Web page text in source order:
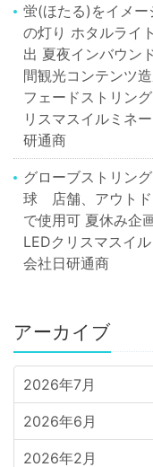
蛍(ほたる)をイメ
の灯り ホタルライ
出 夏夜インバウン
間観光コンテンツ
フェードストリン
リスマスイルミネ
研通商
グローブストリン
球 店舗、アウトド
で使用可 夏休み企
LEDクリスマスイ
会社日研通商
アーカイブ
2026年7月
2026年6月
2026年2月